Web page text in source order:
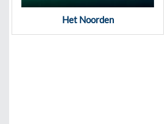
Het Noorden